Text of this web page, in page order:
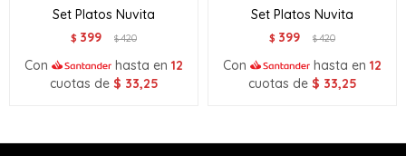
Set Platos Nuvita
$ 399 $420
Con hasta en 12
cuotas de $ 33,25
Set Platos Nuvita
$ 399 $420
Con hasta en 12
cuotas de $ 33,25